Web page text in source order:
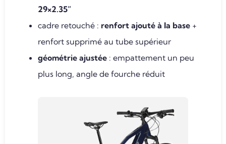
29×2.35”
cadre retouché : renfort ajouté à la base +
renfort supprimé au tube supérieur
géométrie ajustée : empattement un peu
plus long, angle de fourche réduit